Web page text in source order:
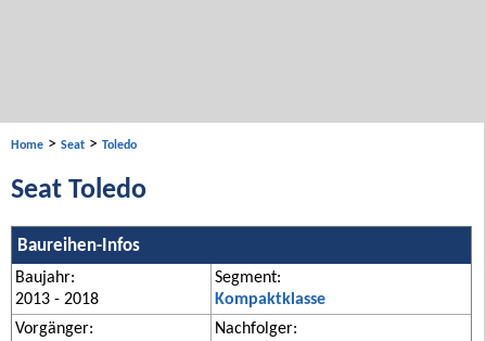
Home > Seat > Toledo
Seat Toledo
Baureihen-Infos
Baujahr:
2013 - 2018
Segment:
Kompaktklasse
Vorgänger:
Nachfolger: